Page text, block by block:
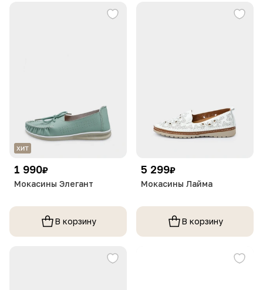
1 990₽
Мокасины Элегант
В корзину
5 299₽
Мокасины Лайма
В корзину